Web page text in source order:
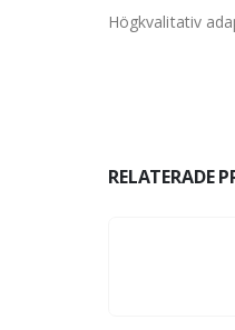
Högkvalitativ
RELATERADE